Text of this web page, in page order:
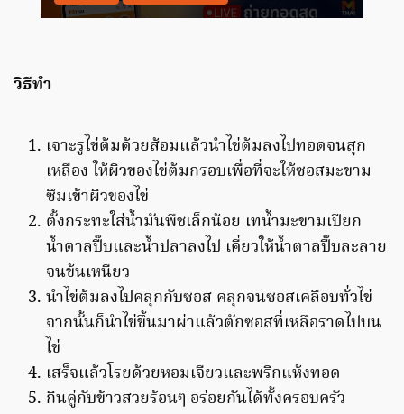
วิธีทำ
เจาะรูไข่ต้มด้วยส้อมแล้วนำไข่ต้มลงไปทอดจนสุก
เหลือง ให้ผิวของไข่ต้มกรอบเพื่อที่จะให้ซอสมะขาม
ซึมเข้าผิวของไข่
ตั้งกระทะใส่น้ำมันพืชเล็กน้อย เทน้ำมะขามเปียก
น้ำตาลปี๊บและน้ำปลาลงไป เคี่ยวให้น้ำตาลปี๊บละลาย
จนข้นเหนียว
นำไข่ต้มลงไปคลุกกับซอส คลุกจนซอสเคลือบทั่วไข่
จากนั้นก็นำไข่ขึ้นมาผ่าแล้วตักซอสที่เหลือราดไปบน
ไข่
เสร็จแล้วโรยด้วยหอมเจียวและพริกแห้งทอด
กินคู่กับข้าวสวยร้อนๆ อร่อยกันได้ทั้งครอบครัว